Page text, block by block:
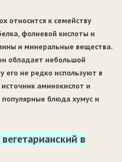
относится к семейству
фолиевой кислоты и
и минеральные вещества.
обладает небольшой
его не редко используют в
аминокислот и
популярные блюда хумус и
в